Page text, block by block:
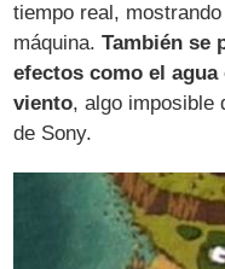
tiempo real,
máquina.También se
efectos como el
viento, algo imposible
de Sony.